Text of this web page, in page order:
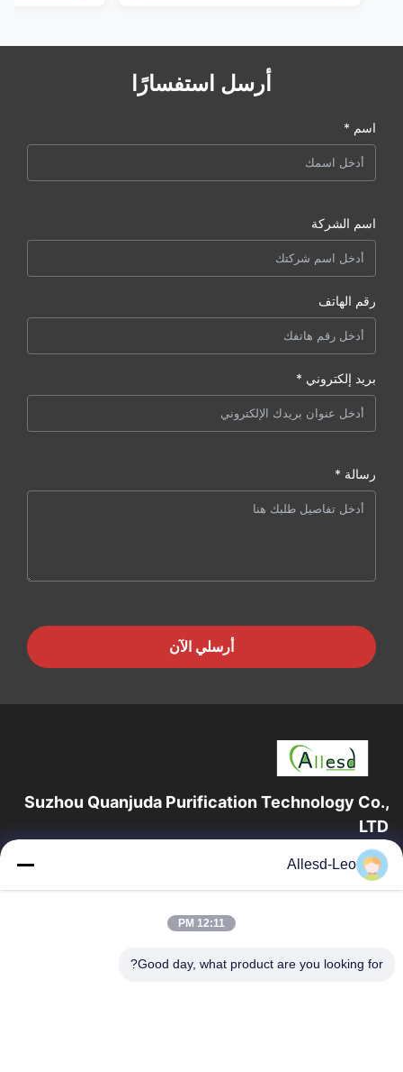
أرسل استفسارًا
اسم *
اسم الشركة
رقم الهاتف
بريد إلكتروني *
رسالة *
أرسلي الآن
Suzhou Quanjuda Purification Technology Co.,
LTD
16 عامًا من الخبرة ، بصفتنا مصنعًا ومصدرًا رائدًا لمنتجات البيئة والتنمية
المستدامة وغرف الأبحاث ، فإننا نقدم مجموعة كاملة من معدات
الصفحة الرئيسية
منتجات
Allesd-Leo
12:11 PM
Good day, what product are you looking for?